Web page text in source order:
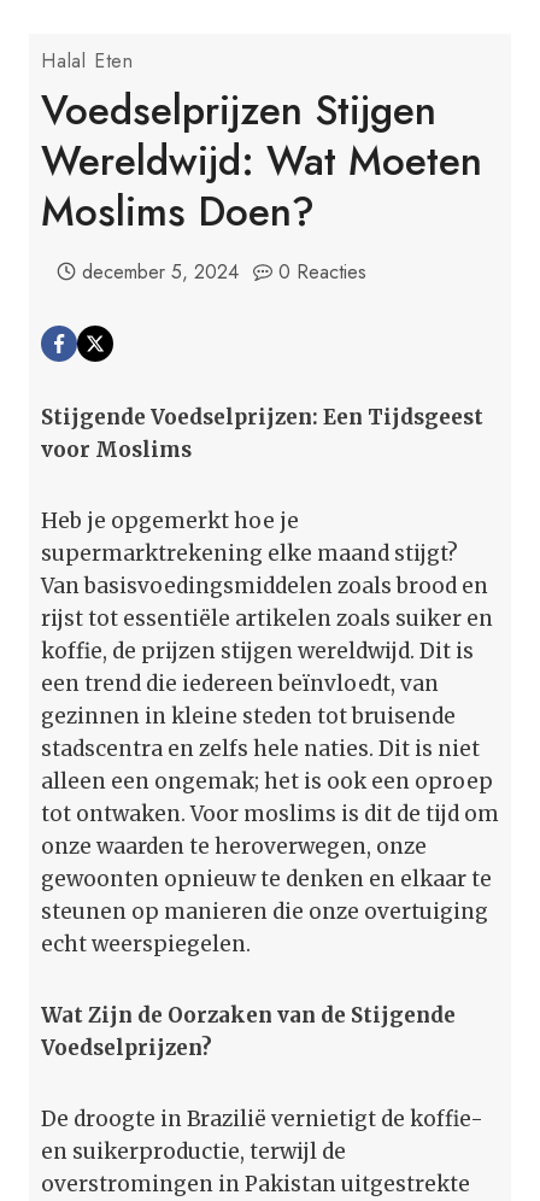
Halal Eten
Voedselprijzen Stijgen
Wereldwijd: Wat Moeten
Moslims Doen?
december 5, 2024 0 Reacties
Stijgende Voedselprijzen: Een Tijdsgeest
voor Moslims
Heb je opgemerkt hoe je
supermarktrekening elke maand stijgt?
Van basisvoedingsmiddelen zoals brood en
rijst tot essentiële artikelen zoals suiker en
koffie, de prijzen stijgen wereldwijd. Dit is
een trend die iedereen beïnvloedt, van
gezinnen in kleine steden tot bruisende
stadscentra en zelfs hele naties. Dit is niet
alleen een ongemak; het is ook een oproep
tot ontwaken. Voor moslims is dit de tijd om
onze waarden te heroverwegen, onze
gewoonten opnieuw te denken en elkaar te
steunen op manieren die onze overtuiging
echt weerspiegelen.
Wat Zijn de Oorzaken van de Stijgende
Voedselprijzen?
De droogte in Brazilië vernietigt de koffie-
en suikerproductie, terwijl de
overstromingen in Pakistan uitgestrekte